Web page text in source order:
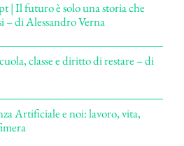
| Il futuro è solo una storia che
– di Alessandro Verna
classe e diritto di restare – di
Artificiale e noi: lavoro, vita,